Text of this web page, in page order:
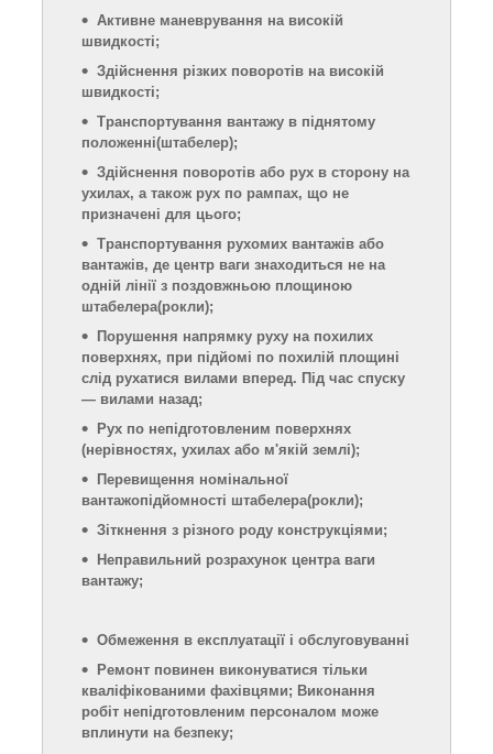
Активне маневрування на високій
швидкості;
Здійснення різких поворотів на високій
швидкості;
Транспортування вантажу в піднятому
положенні(штабелер);
Здійснення поворотів або рух в сторону на
ухилах, а також рух по рампах, що не
призначені для цього;
Транспортування рухомих вантажів або
вантажів, де центр ваги знаходиться не на
одній лінії з поздовжньою площиною
штабелера(рокли);
Порушення напрямку руху на похилих
поверхнях, при підйомі по похилій площині
слід рухатися вилами вперед. Під час спуску
— вилами назад;
Рух по непідготовленим поверхнях
(нерівностях, ухилах або м'якій землі);
Перевищення номінальної
вантажопідйомності штабелера(рокли);
Зіткнення з різного роду конструкціями;
Неправильний розрахунок центра ваги
вантажу;
Обмеження в експлуатації і обслуговуванні
Ремонт повинен виконуватися тільки
кваліфікованими фахівцями; Виконання
робіт непідготовленим персоналом може
вплинути на безпеку;